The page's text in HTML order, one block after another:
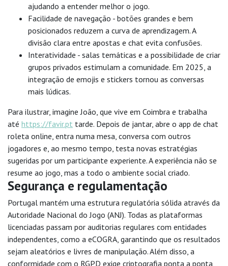
ajudando a entender melhor o jogo.
Facilidade de navegação - botões grandes e bem
posicionados reduzem a curva de aprendizagem. A
divisão clara entre apostas e chat evita confusões.
Interatividade - salas temáticas e a possibilidade de criar
grupos privados estimulam a comunidade. Em 2025, a
integração de emojis e stickers tornou as conversas
mais lúdicas.
Para ilustrar, imagine João, que vive em Coimbra e trabalha
até https://favir.pt tarde. Depois de jantar, abre o app de chat
roleta online, entra numa mesa, conversa com outros
jogadores e, ao mesmo tempo, testa novas estratégias
sugeridas por um participante experiente. A experiência não se
resume ao jogo, mas a todo o ambiente social criado.
Segurança e regulamentação
Portugal mantém uma estrutura regulatória sólida através da
Autoridade Nacional do Jogo (ANJ). Todas as plataformas
licenciadas passam por auditorias regulares com entidades
independentes, como a eCOGRA, garantindo que os resultados
sejam aleatórios e livres de manipulação. Além disso, a
conformidade com o RGPD exige criptografia ponta a ponta